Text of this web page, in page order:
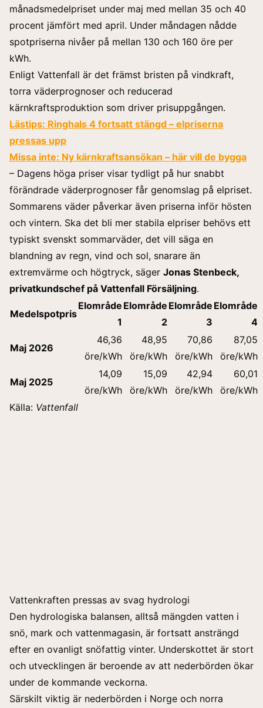
månadsmedelpriset under maj med mellan 35 och 40
procent jämfört med april. Under måndagen nådde
spotpriserna nivåer på mellan 130 och 160 öre per
kWh.
Enligt Vattenfall är det främst bristen på vindkraft,
torra väderprognoser och reducerad
kärnkraftsproduktion som driver prisuppgången.
Lästips: Ringhals 4 fortsatt stängd – elpriserna
pressas upp
Missa inte: Ny kärnkraftsansökan – här vill de bygga
– Dagens höga priser visar tydligt på hur snabbt
förändrade väderprognoser får genomslag på elpriset.
Sommarens väder påverkar även priserna inför hösten
och vintern. Ska det bli mer stabila elpriser behövs ett
typiskt svenskt sommarväder, det vill säga en
blandning av regn, vind och sol, snarare än
extremvärme och högtryck, säger Jonas Stenbeck,
privatkundschef på Vattenfall Försäljning.
Medelspotpris
Elområde
1
Elområde
2
Elområde
3
Elområde
4
Maj 2026
46,36
öre/kWh
48,95
öre/kWh
70,86
öre/kWh
87,05
öre/kWh
Maj 2025
14,09
öre/kWh
15,09
öre/kWh
42,94
öre/kWh
60,01
öre/kWh
Källa: Vattenfall
Vattenkraften pressas av svag hydrologi
Den hydrologiska balansen, alltså mängden vatten i
snö, mark och vattenmagasin, är fortsatt ansträngd
efter en ovanligt snöfattig vinter. Underskottet är stort
och utvecklingen är beroende av att nederbörden ökar
under de kommande veckorna.
Särskilt viktig är nederbörden i Norge och norra